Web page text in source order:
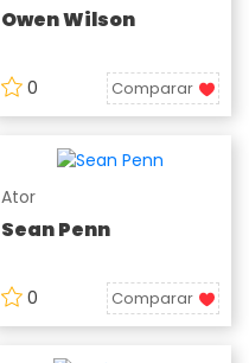
Owen Wilson
0 Comparar
Ator
Sean Penn
0 Comparar